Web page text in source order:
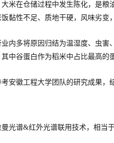
米在仓储过程中发生陈化，是粮
黏性不足、质地干硬，风味劣变
内多将原因归结为温湿度、虫害
其中谷蛋白作为稻米中占比最高的
安徽工程大学团队的研究成果，
光谱&红外光谱联用技术，相当